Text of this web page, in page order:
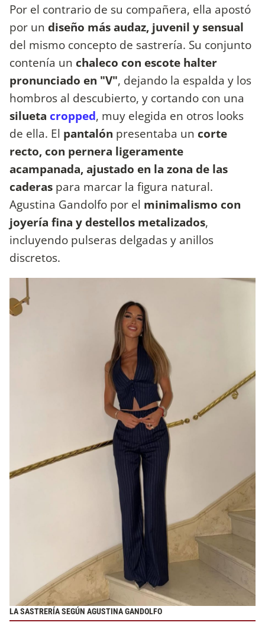
Por el contrario de su compañera, ella apostó
por un diseño más audaz, juvenil y sensual
del mismo concepto de sastrería. Su conjunto
contenía un chaleco con escote halter
pronunciado en "V", dejando la espalda y los
hombros al descubierto, y cortando con una
silueta cropped, muy elegida en otros looks
de ella. El pantalón presentaba un corte
recto, con pernera ligeramente
acampanada, ajustado en la zona de las
caderas para marcar la figura natural.
Agustina Gandolfo por el minimalismo con
joyería fina y destellos metalizados,
incluyendo pulseras delgadas y anillos
discretos.
LA SASTRERÍA SEGÚN AGUSTINA GANDOLFO